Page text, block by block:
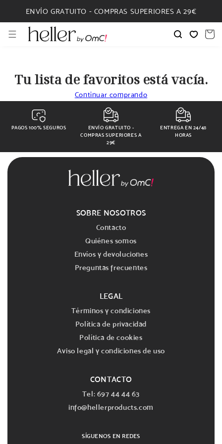
DIRECTAMENTE
ENVÍO GRATUITO - COMPRAS SUPERIORES A 29€
Carrito
Tu lista de favoritos está vacía.
Continuar comprando
PAGOS 100% SEGUROS
ENVÍO GRATUITO -
COMPRAS SUPERIORES A
29€
ENTREGA EN 24/48
HORAS
SOBRE NOSOTROS
Contacto
Quiénes somos
Envíos y devoluciones
Preguntas frecuentes
LEGAL
Términos y condiciones
Política de privacidad
Política de cookies
Aviso legal y condiciones de uso
CONTACTO
Tel: 697 44 44 63
info@hellerproducts.com
SÍGUENOS EN REDES